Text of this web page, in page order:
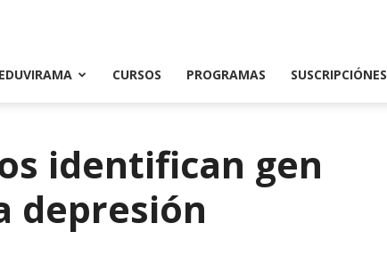
EDUVIRAMA CURSOS PROGRAMAS SUSCRIPCIÓNES
identifican gen
depresión